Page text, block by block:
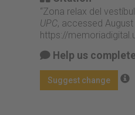
“Zona relax del
UPC, accessed August
https://
Help us
Suggest change